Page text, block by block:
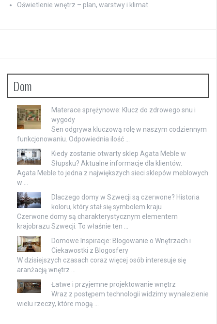
Oświetlenie wnętrz – plan, warstwy i klimat
Dom
Materace sprężynowe: Klucz do zdrowego snu i
wygody
Sen odgrywa kluczową rolę w naszym codziennym
funkcjonowaniu. Odpowiednia ilość …
Kiedy zostanie otwarty sklep Agata Meble w
Słupsku? Aktualne informacje dla klientów.
Agata Meble to jedna z największych sieci sklepów meblowych
w …
Dlaczego domy w Szwecji są czerwone? Historia
koloru, który stał się symbolem kraju
Czerwone domy są charakterystycznym elementem
krajobrazu Szwecji. To właśnie ten …
Domowe Inspiracje: Blogowanie o Wnętrzach i
Ciekawostki z Blogosfery
W dzisiejszych czasach coraz więcej osób interesuje się
aranżacją wnętrz …
Łatwe i przyjemne projektowanie wnętrz
Wraz z postępem technologii widzimy wynalezienie
wielu rzeczy, które mogą …